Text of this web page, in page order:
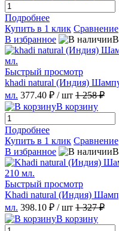
Подробнее
Купить в 1 клик Сравнение
В избранное
Быстрый просмотр
khadi natural (Индия)
мл. 377.40 ₽ / шт 1 258 ₽
В корзину
Подробнее
Купить в 1 клик Сравнение
В избранное
Быстрый просмотр
Khadi natural (Индия)
мл. 398.10 ₽ / шт 1 327 ₽
В корзину